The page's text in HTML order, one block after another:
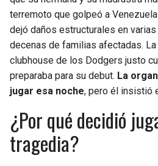
terremoto que golpeó a
dejó daños estructurales en
decenas de familias afectadas. La
clubhouse de los Dodgers justo
preparaba para su debut. La
jugar esa noche, pero él insistió
¿Por qué decidió
tragedia?